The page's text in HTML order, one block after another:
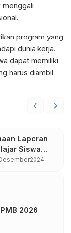
menggali
program yang
dunia kerja.
dapat memiliki
harus diambil
Laporan
Siswa
Semester
2024
2026